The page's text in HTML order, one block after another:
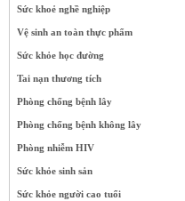
Sức khoẻ nghề nghiệp
Vệ sinh an toàn thực phẩm
Sức khỏe học đường
Tai nạn thương tích
Phòng chống bệnh lây
Phòng chống bệnh không lây
Phòng nhiễm HIV
Sức khỏe sinh sản
Sức khỏe người cao tuổi